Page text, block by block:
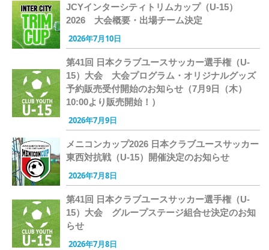
JCYインターシティトリムカップ（U-15）
2026 大会概要・出場チーム決定
2026年7月10日
第41回 日本クラブユースサッカー選手権（U-
15）大会 大会プログラム・オリジナルグッズ
予約販売受付開始のお知らせ（7月9日（木）
10:00より販売開始！）
2026年7月9日
メニコンカップ2026 日本クラブユースサッカー
東西対抗戦（U-15）開催決定のお知らせ
2026年7月8日
第41回 日本クラブユースサッカー選手権（U-
15）大会 グループステージ組合せ決定のお知
らせ
2026年7月8日